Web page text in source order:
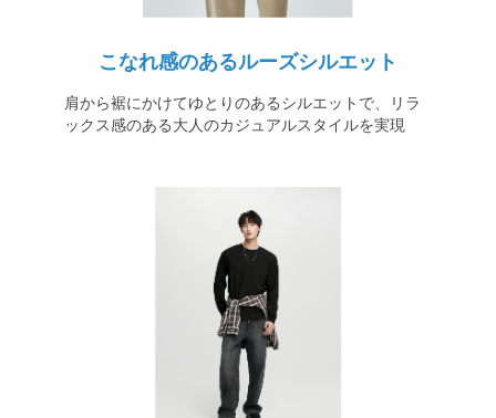
こなれ感のあるルーズシルエット
肩から裾にかけてゆとりのあるシルエットで、リラ
ックス感のある大人のカジュアルスタイルを実現